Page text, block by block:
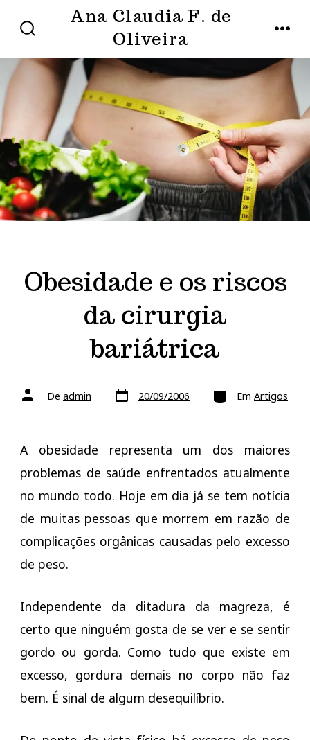
direto
para
conteúdo
Ana Claudia F. de
Oliveira
Obesidade e os riscos
da cirurgia
bariátrica
Autor
do De admin Data
do 20/09/2006 Categorias
Em Artigos
A obesidade representa um dos maiores
problemas de saúde enfrentados atualmente
no mundo todo. Hoje em dia já se tem notícia
de muitas pessoas que morrem em razão de
complicações orgânicas causadas pelo excesso
de peso.
Independente da ditadura da magreza, é
certo que ninguém gosta de se ver e se sentir
gordo ou gorda. Como tudo que existe em
excesso, gordura demais no corpo não faz
bem. É sinal de algum desequilíbrio.